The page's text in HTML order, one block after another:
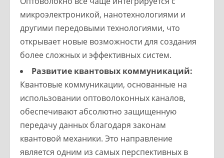
микроэлектроникой, нанотехнологиями и
другими передовыми технологиями, что
открывает новые возможности для создания
более сложных и эффективных систем.
Развитие квантовых коммуникаций:
Квантовые коммуникации, основанные на
использовании оптоволоконных каналов,
обеспечивают абсолютно защищенную
передачу данных благодаря законам
квантовой механики. Это направление
является одним из самых перспективных в